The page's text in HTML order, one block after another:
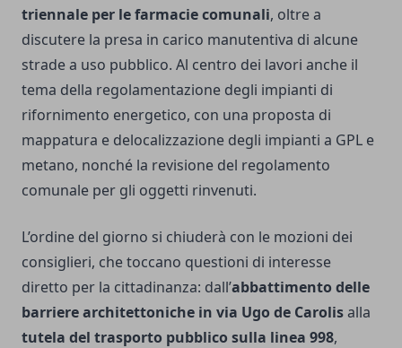
triennale per le farmacie comunali, oltre a
discutere la presa in carico manutentiva di alcune
strade a uso pubblico. Al centro dei lavori anche il
tema della regolamentazione degli impianti di
rifornimento energetico, con una proposta di
mappatura e delocalizzazione degli impianti a GPL e
metano, nonché la revisione del regolamento
comunale per gli oggetti rinvenuti.
L’ordine del giorno si chiuderà con le mozioni dei
consiglieri, che toccano questioni di interesse
diretto per la cittadinanza: dall’abbattimento delle
barriere architettoniche in via Ugo de Carolisalla
tutela del trasporto pubblico sulla linea 998,